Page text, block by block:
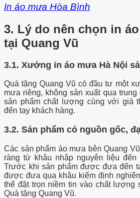
In áo mưa Hòa Bình
3. Lý do nên chọn in
tại Quang Vũ
3.1. Xưởng in áo mưa Hà Nội
Quà tặng Quang Vũ có đầu tư một
mưa riêng, không sản xuất qua trung
sản phẩm chất lượng cùng với giá
đến tay khách hàng.
3.2. Sản phẩm có nguồn gốc,
Các sản phẩm áo mưa bên Quang
ràng từ khâu nhập nguyên liệu đến
Trước khi sản phẩm được đưa đến
được đưa qua khâu kiểm định
thể đặt trọn niềm tin vào chất lượng
Quà tặng Quang Vũ.